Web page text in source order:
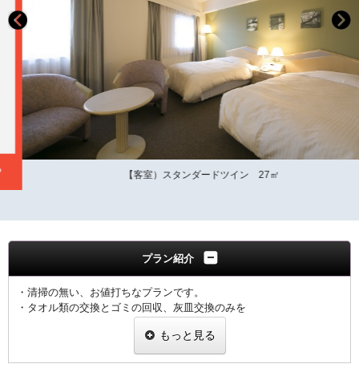
【客室）スタンダードツイン 27㎡
プラン紹介
・清掃の無い、お値打ちなプランです。
・タオル類の交換とゴミの回収、灰皿交換のみを
・シーツ、枕カバー、ナイトウエア、スリッパ、
歯ブラシ、かみそりの交換は行いません。
もっと見る